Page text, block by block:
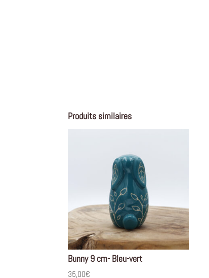
Produits similaires
Bunny 9 cm- Bleu-vert
35,00€